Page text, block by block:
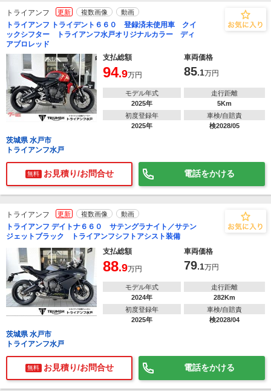
トライアンフ 更新 複数画像 動画
トライアンフ トライデント６６０ 登録済未使用車 クイ
ックシフター トライアンフ水戸オリジナルカラー ディ
アブロレッド
支払総額
車両価格
94.9万円 85.1万円
モデル年式
2025年
走行距離
5Km
初度登録年
2025年
車検/自賠責
検2028/05
茨城県 水戸市
トライアンフ水戸
無料 お見積り/お問合せ 電話をかける
トライアンフ 更新 複数画像 動画
トライアンフ デイトナ６６０ サテングラナイト／サテン
ジェットブラック トライアンフシフトアシスト装備
支払総額
車両価格
88.9万円 79.1万円
モデル年式
2024年
走行距離
282Km
初度登録年
2025年
車検/自賠責
検2028/04
茨城県 水戸市
トライアンフ水戸
無料 お見積り/お問合せ 電話をかける